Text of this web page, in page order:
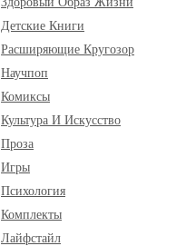
Детские Книги
Расширяющие Кругозор
Научпоп
Комиксы
Культура И Искусство
Проза
Игры
Психология
Комплекты
Лайфстайл